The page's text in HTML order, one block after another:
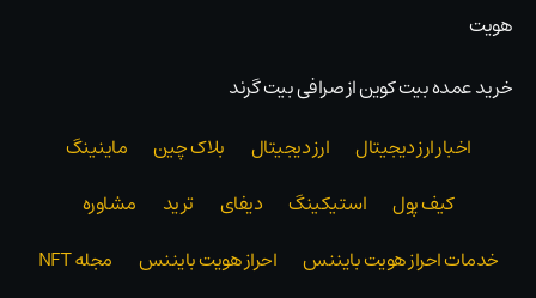
هویت
خرید عمده بیت کوین از صرافی بیت گرند
اخبار ارز دیجیتال
ارز دیجیتال بلاک‌ چین
ماینینگ
کیف پول
استیکینگ دیفای ترید
مشاوره
خدمات احراز هویت بایننس
احراز هویت بایننس
مجله NFT